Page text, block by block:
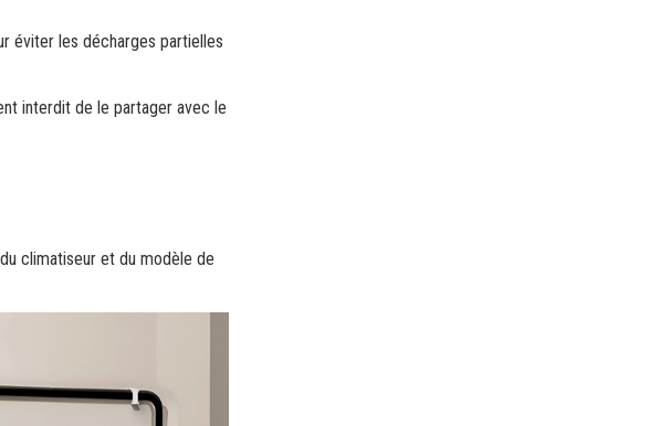
éviter les décharges partielles
interdit de le partager avec le
climatiseur et du modèle de